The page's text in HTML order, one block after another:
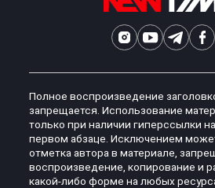
Полное воспроизведение
запрещается. Использование
только при наличии гиперссылки
первом абзаце. Исключением
отметка автора в материале,
воспроизведение, копирование и
какой-либо форме на любых